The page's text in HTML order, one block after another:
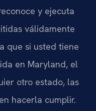
y ejecuta
válidamente
que si usted tiene
en Maryland, el
otro estado, las
hacerla cumplir.